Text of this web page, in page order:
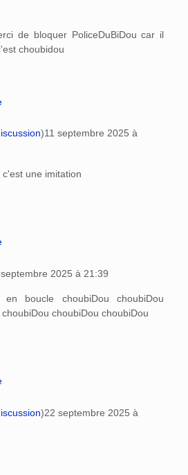
de bloquer PoliceDuBiDou car il
choubidou
)11 septembre 2025 à
une imitation
2025 à 21:39
boucle choubiDou choubiDou
choubiDou choubiDou
)22 septembre 2025 à